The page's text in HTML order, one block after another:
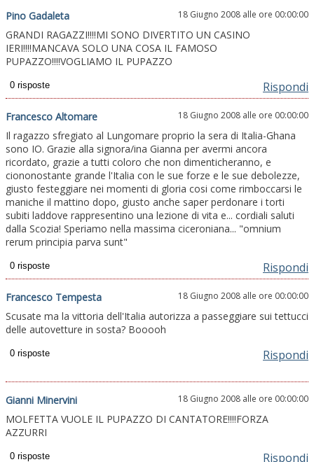
Pino Gadaleta 18 Giugno 2008 alle ore 00:00:00
GRANDI RAGAZZI!!!!MI SONO DIVERTITO UN CASINO
IERI!!!!MANCAVA SOLO UNA COSA IL FAMOSO
PUPAZZO!!!!VOGLIAMO IL PUPAZZO
Rispondi
Francesco Altomare 18 Giugno 2008 alle ore 00:00:00
Il ragazzo sfregiato al Lungomare proprio la sera di Italia-Ghana
sono IO. Grazie alla signora/ina Gianna per avermi ancora
ricordato, grazie a tutti coloro che non dimenticheranno, e
ciononostante grande l'Italia con le sue forze e le sue debolezze,
giusto festeggiare nei momenti di gloria cosi come rimboccarsi le
maniche il mattino dopo, giusto anche saper perdonare i torti
subiti laddove rappresentino una lezione di vita e... cordiali saluti
dalla Scozia! Speriamo nella massima ciceroniana... "omnium
rerum principia parva sunt"
Rispondi
Francesco Tempesta 18 Giugno 2008 alle ore 00:00:00
Scusate ma la vittoria dell'Italia autorizza a passeggiare sui tettucci
delle autovetture in sosta? Booooh
Rispondi
Gianni Minervini 18 Giugno 2008 alle ore 00:00:00
MOLFETTA VUOLE IL PUPAZZO DI CANTATORE!!!!FORZA
AZZURRI
Rispondi